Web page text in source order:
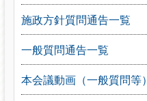
施政方針質問通告一覧
一般質問通告一覧
本会議動画（一般質問等）